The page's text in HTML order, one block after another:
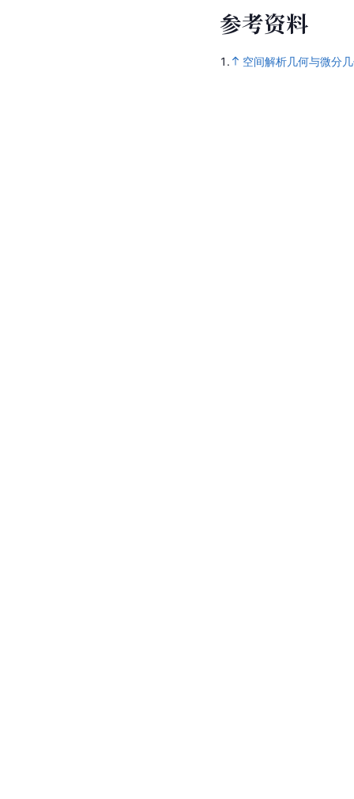
参考资料
1. 空间解析几何与微分